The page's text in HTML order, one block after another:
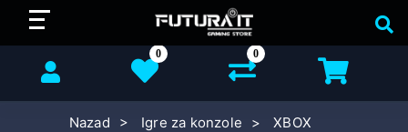
0
0
Nazad Igre za konzole XBOX